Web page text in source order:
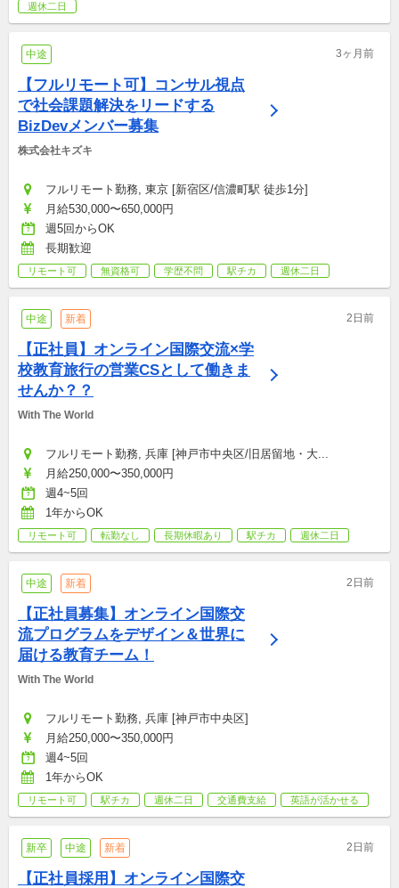
週休二日
中途 3ヶ月前
【フルリモート可】コンサル視点
で社会課題解決をリードする
BizDevメンバー募集
株式会社キズキ
フルリモート勤務, 東京 [新宿区/信濃町駅 徒歩1分]
月給530,000〜650,000円
週5回からOK
長期歓迎
リモート可 無資格可 学歴不問 駅チカ 週休二日
中途 新着 2日前
【正社員】オンライン国際交流×学
校教育旅行の営業CSとして働きま
せんか？？
With The World
フルリモート勤務, 兵庫 [神戸市中央区/旧居留地・大...
月給250,000〜350,000円
週4~5回
1年からOK
リモート可 転勤なし 長期休暇あり 駅チカ 週休二日
中途 新着 2日前
【正社員募集】オンライン国際交
流プログラムをデザイン＆世界に
届ける教育チーム！
With The World
フルリモート勤務, 兵庫 [神戸市中央区]
月給250,000〜350,000円
週4~5回
1年からOK
リモート可 駅チカ 週休二日 交通費支給 英語が活かせる
新卒 中途 新着 2日前
【正社員採用】オンライン国際交